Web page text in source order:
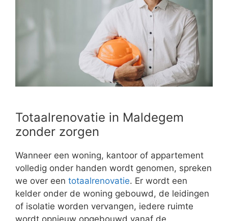
Totaalrenovatie in Maldegem
zonder zorgen
Wanneer een woning, kantoor of appartement
volledig onder handen wordt genomen, spreken
we over een totaalrenovatie. Er wordt een
kelder onder de woning gebouwd, de leidingen
of isolatie worden vervangen, iedere ruimte